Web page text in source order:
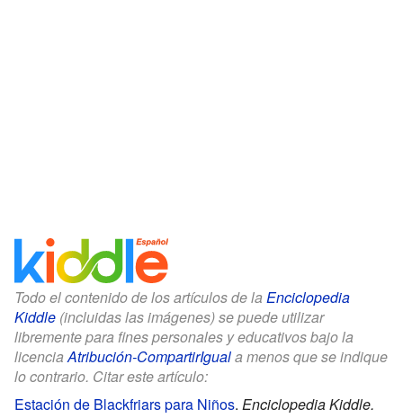
Todo el contenido de los artículos de la Enciclopedia
Kiddle (incluidas las imágenes) se puede utilizar
libremente para fines personales y educativos bajo la
licenciaAtribución-CompartirIguala menos que se indique
lo contrario. Citar este artículo:
Estación de Blackfriars para Niños. Enciclopedia Kiddle.